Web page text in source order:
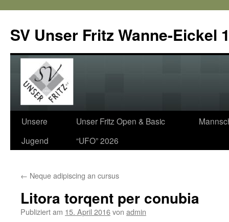
SV Unser Fritz Wanne-Eickel
Zum
Inhalt
Unsere
Jugend
Unser Fritz Open & Basic
“UFO” 2026
← Neque adipiscing an cursus
Litora torqent per conubia
Publiziert am 15. April 2016von admin